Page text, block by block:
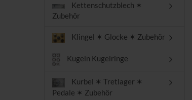
Kettenschutzblech ✶
Zubehör
Klingel ✶ Glocke ✶ Zubehör
Kugeln Kugelringe
Kurbel ✶ Tretlager ✶
Pedale ✶ Zubehör